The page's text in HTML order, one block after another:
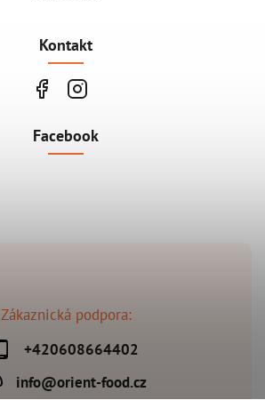
Zákaznická podpora:
+420608664402
info@orient-food.cz
Kontakt
Facebook